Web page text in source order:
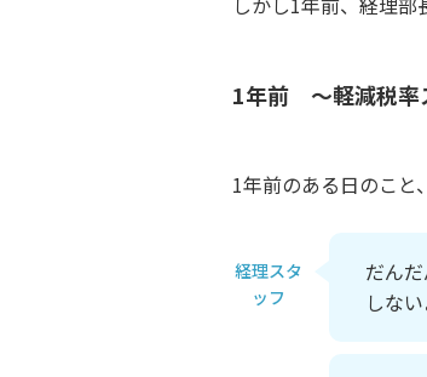
1年前 ～軽減税率
1年前のある日のこと
経理スタ
ッフ
だん
しな